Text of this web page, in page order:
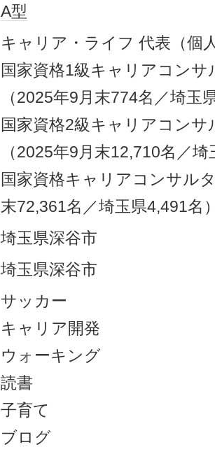
A型
キャリア・ライフ 代表（個
国家資格1級キャリアコン
（2025年9月末774名／埼玉
国家資格2級キャリアコン
（2025年9月末12,710名／
国家資格キャリアコンサル
末72,361名／埼玉県4,491名
埼玉県深谷市
埼玉県深谷市
サッカー
キャリア開発
ウォーキング
読書
子育て
ブログ